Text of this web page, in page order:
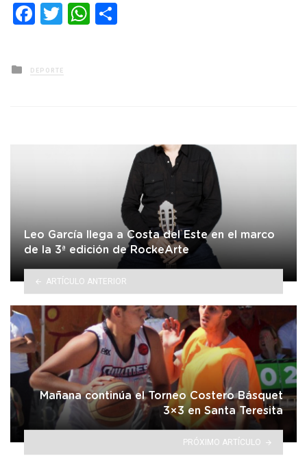
Facebook
TwitterWhatsApp
Posted
in
DEPORTE
Leo García llega a Costa del Este en el marco
de la 3ª edición de RockeArte
ARTÍCULO ANTERIOR
Mañana continúa el Torneo Costero Básquet
3×3 en Santa Teresita
PRÓXIMO ARTÍCULO